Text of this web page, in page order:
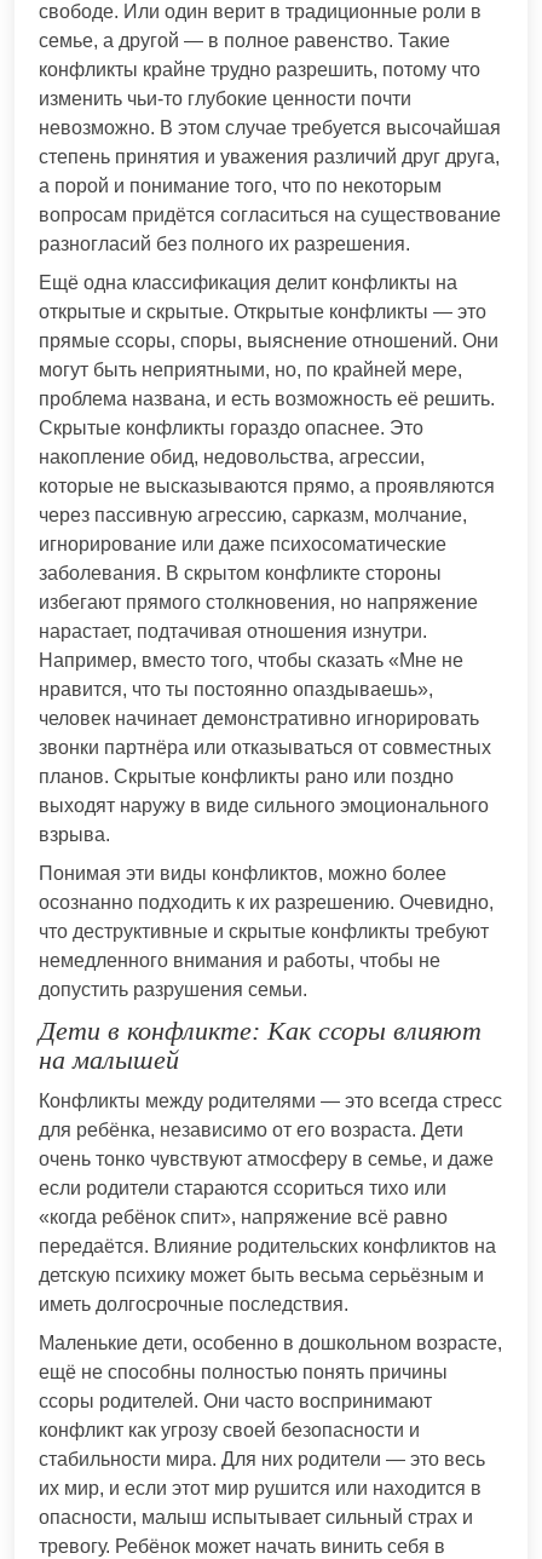
свободе. Или один верит в традиционные роли в
семье, а другой — в полное равенство. Такие
конфликты крайне трудно разрешить, потому что
изменить чьи-то глубокие ценности почти
невозможно. В этом случае требуется высочайшая
степень принятия и уважения различий друг друга,
а порой и понимание того, что по некоторым
вопросам придётся согласиться на существование
разногласий без полного их разрешения.
Ещё одна классификация делит конфликты на
открытые и скрытые. Открытые конфликты — это
прямые ссоры, споры, выяснение отношений. Они
могут быть неприятными, но, по крайней мере,
проблема названа, и есть возможность её решить.
Скрытые конфликты гораздо опаснее. Это
накопление обид, недовольства, агрессии,
которые не высказываются прямо, а проявляются
через пассивную агрессию, сарказм, молчание,
игнорирование или даже психосоматические
заболевания. В скрытом конфликте стороны
избегают прямого столкновения, но напряжение
нарастает, подтачивая отношения изнутри.
Например, вместо того, чтобы сказать «Мне не
нравится, что ты постоянно опаздываешь»,
человек начинает демонстративно игнорировать
звонки партнёра или отказываться от совместных
планов. Скрытые конфликты рано или поздно
выходят наружу в виде сильного эмоционального
взрыва.
Понимая эти виды конфликтов, можно более
осознанно подходить к их разрешению. Очевидно,
что деструктивные и скрытые конфликты требуют
немедленного внимания и работы, чтобы не
допустить разрушения семьи.
Дети в конфликте: Как ссоры влияют
на малышей
Конфликты между родителями — это всегда стресс
для ребёнка, независимо от его возраста. Дети
очень тонко чувствуют атмосферу в семье, и даже
если родители стараются ссориться тихо или
«когда ребёнок спит», напряжение всё равно
передаётся. Влияние родительских конфликтов на
детскую психику может быть весьма серьёзным и
иметь долгосрочные последствия.
Маленькие дети, особенно в дошкольном возрасте,
ещё не способны полностью понять причины
ссоры родителей. Они часто воспринимают
конфликт как угрозу своей безопасности и
стабильности мира. Для них родители — это весь
их мир, и если этот мир рушится или находится в
опасности, малыш испытывает сильный страх и
тревогу. Ребёнок может начать винить себя в